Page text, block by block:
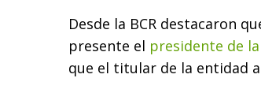
Desde la BCR destacaron
presente el presidente de
que el titular de la entidad